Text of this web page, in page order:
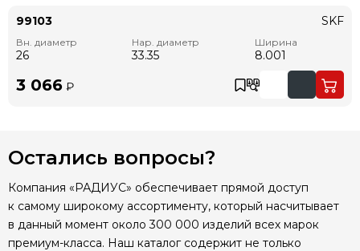
99103
Вн. диаметр
26
Нар. диаметр
33.35
Ширина
8.001
SKF
3 066 ₽
Остались вопросы?
Компания «РАДИУС» обеспечивает прямой доступ
к самому широкому ассортименту, который насчитывает
в данный момент около 300 000 изделий всех марок
премиум-класса. Наш каталог содержит не только